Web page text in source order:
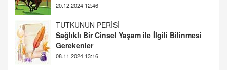
20.12.2024 12:46
TUTKUNUN PERİSİ
Sağlıklı Bir Cinsel Yaşam ile İlgili Bilinmesi
Gerekenler
08.11.2024 13:16